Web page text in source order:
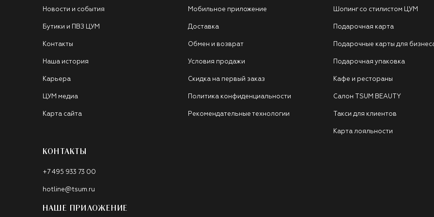
Новости и события
Бутики и ПВЗ ЦУМ
Контакты
Наша история
Карьера
ЦУМ медиа
Карта сайта
Мобильное приложение
Доставка
Обмен и возврат
Условия продажи
Скидка на первый заказ
Политика конфиденциальности
Рекомендательные технологии
Шопинг со стилистом ЦУМ
Подарочная карта
Подарочные карты для
Подарочная упаковка
Кафе и рестораны
Салон TSUM BEAUTY
Такси для клиентов
Карта лояльности
КОНТАКТЫ
+7 495 933 73 00
hotline@tsum.ru
НАШЕ ПРИЛОЖЕНИЕ